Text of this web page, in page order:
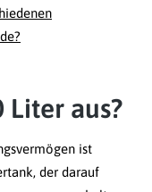
Liter aus?
ist
der darauf